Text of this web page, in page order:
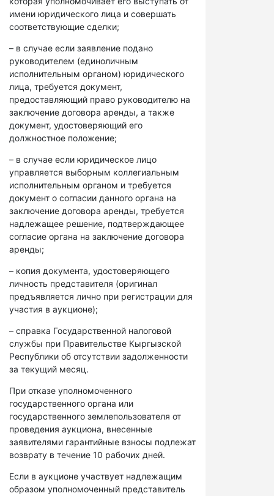
имени юридического лица и совершать
соответствующие сделки;
– в случае если заявление подано
руководителем (единоличным
исполнительным органом) юридического
лица, требуется документ,
предоставляющий право руководителю на
заключение договора аренды, а также
документ, удостоверяющий его
должностное положение;
– в случае если юридическое лицо
управляется выборным коллегиальным
исполнительным органом и требуется
документ о согласии данного органа на
заключение договора аренды, требуется
надлежащее решение, подтверждающее
согласие органа на заключение договора
аренды;
– копия документа, удостоверяющего
личность представителя (оригинал
предъявляется лично при регистрации для
участия в аукционе);
– справка Государственной налоговой
службы при Правительстве Кыргызской
Республики об отсутствии задолженности
за текущий месяц.
При отказе уполномоченного
государственного органа или
государственного землепользователя от
проведения аукциона, внесенные
заявителями гарантийные взносы подлежат
возврату в течение 10 рабочих дней.
Если в аукционе участвует надлежащим
образом уполномоченный представитель